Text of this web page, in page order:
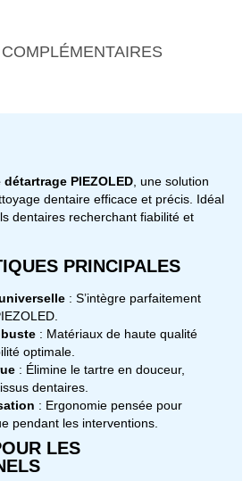
PIEZOLED, une solution
dentaire efficace et précis. Idéal
dentaires recherchant fiabilité et
PRINCIPALES
: S’intègre parfaitement
: Matériaux de haute qualité
optimale.
: Élimine le tartre en douceur,
dentaires.
: Ergonomie pensée pour
pendant les interventions.
LES